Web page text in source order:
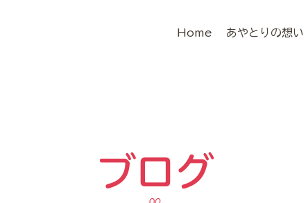
Home あやとりの想い
​ブログ